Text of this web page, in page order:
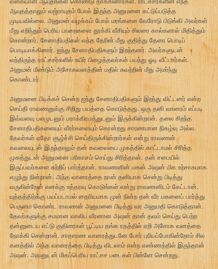
ஆயுதத்தாலும் வஜ்ராயுதம் போல் இருந்த அனுமனை கட்டுப்படுத்த
முடியவில்லை. அனுமன் வழக்கம் போல் மரங்களை வேரோடு பிடுங்கி அவர்கள்
மீது எறிந்தும் பெரிய பாறைகளை தூக்கி வீசியும் சிலரை கால்களால் மிதித்தும்
கொன்றார். சேனாதிபதிகள் வந்த தேரின் மீது குதித்து தேரை பொடிப்
பொடியாக்கினார். ஐந்து சேனாதிபதிகளும் இறந்தனர். அவர்களுடன்
வந்திருந்த ராட்சசர்களில் உயிர் பிழைத்தவர்கள் பயந்து ஓடி வீட்டார்கள்.
அனுமன் மீண்டும் அசோகவனத்தின் மதில் சுவற்றின் மீது அமர்ந்து
கொண்டார்.
அனுமனை பிடிக்கச் சென்ற ஐந்து சேனாதிபதிகளும் இறந்து விட்டனர் என்ற
செய்தி ராவணனுக்கு சிறிது பயத்தை கொடுத்தது. ஒரு தனி வானரம் எப்படி
இவ்வளவு பலமுடனும் பராக்கிரமத்துடனும் இருக்கின்றான். தலை சிறந்த
சேனாதிபதிகளையும் வீரர்களையும் கொன்றது சாரணமான நிகழ்வு அல்ல.
தேவர்கள் ஏதோ சூழ்ச்சி செய்திருக்கின்றார்கள் என்று ராவணன்
கவலையுடன் இருந்தாலும் தன் கவலையை முகத்தில் காட்டாமல் சிரித்த
முகத்துடன் அனுமனை பரிகாசம் செய்து சிரித்தான். தன் சபையில்
இருப்பவர்களை சுற்றிப் பார்த்தான். ராவணனின் மகன் அஷன் மிக உற்சாகமாக
எழுந்து நின்றான். அந்த வானரத்தை நான் தனியாக சென்று பிடித்து
வருகின்றேன் எனக்கு உத்தரவு கொடுங்கள் என்று ராவணனிடம் கேட்டான்.
யுத்தத்திற்க்கு பயப்படாமல் தைரியமாக முன் நின்ற தன் வீர மகனைப் பார்த்து
பெருமை கொண்ட ராவணன் அனுமனை பிடித்து வர அனுமதி கொடுத்தான்.
தேவர்களுக்கு சமமான வாலிப வீரனான அஷன் தான் தவம் செய்து பெற்ற
தன்னுடைய எட்டு குதிரைகள் பூட்டிய தங்க ரதத்தில் ஏறி அசோக வனத்தை
நோக்கி சென்றான். சாதாரண வானரத்துடனே போர் புரியப்போகின்றோம் சில
கனத்தில் அந்த வானரத்தை பிடித்து விடலாம் என்ற எண்ணத்தில் இருந்தான்
அஷன். அவனுடன் மிகப்பெரிய ராட்சச படைகள் பின்னே சென்றது.